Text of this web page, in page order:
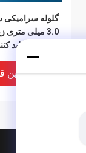
3.0 میلی متری
سرامیک تولید
بهترین